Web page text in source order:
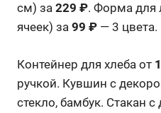
см) за 229 ₽. Форма для
ячеек) за 99 ₽ — 3 цвета.
Контейнер для хлеба от
ручкой. Кувшин с
стекло, бамбук. Стакан